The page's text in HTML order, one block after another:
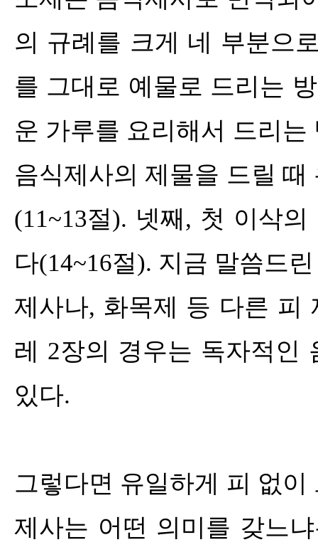
의 규례를 크게 네 부분으
를 그대로 예물로 드리는
운 가루를 요리해서 드리는
음식제사의 제물을 드릴
(11~13절). 넷째, 첫 이삭의
다(14~16절). 지금 말씀드
제사나, 화목제 등 다른 피
레 2장의 경우는 독자적인
있다.
그렇다면 유일하게 피 없
제사는 어떤 의미를 갖느